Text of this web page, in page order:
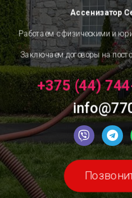
Ассенизатор
Работаем с физическими и
Заключаем договоры на
+375 (44)